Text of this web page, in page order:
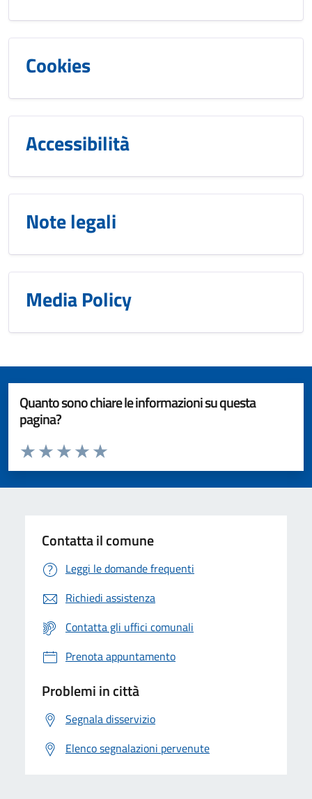
Cookies
Accessibilità
Note legali
Media Policy
Quanto sono chiare le informazioni su questa
pagina?
Valuta da 1 a 5 stelle la pagina
Valuta 5 stelle su 5
Valuta 4 stelle su 5
Valuta 3 stelle su 5
Valuta 2 stelle su 5
Valuta 1 stelle su 5
Contatta il comune
Leggi le domande frequenti
Richiedi assistenza
Contatta gli uffici comunali
Prenota appuntamento
Problemi in città
Segnala disservizio
Elenco segnalazioni pervenute